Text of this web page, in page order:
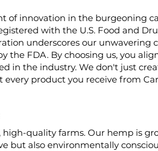
of innovation in the burgeoning
with the U.S. Food and
underscores our
FDA. By choosing us, you
in the industry. We don't just
product you receive from
quality farms. Our hemp is
but also environmentally